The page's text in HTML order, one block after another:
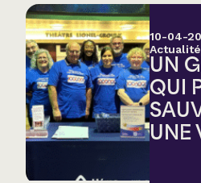
10-04-
UN
QUI
UNE